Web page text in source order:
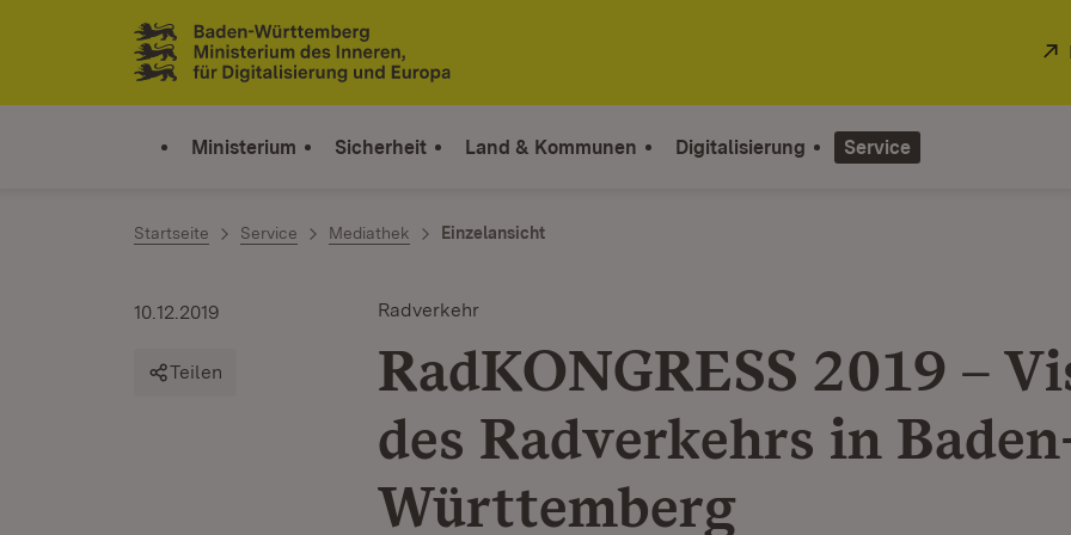
Zum Inhalt springen
Link zur Startseite
Ministerium Sicherheit Land & Kommunen Digitalisierung Service
Startseite Service Mediathek Einzelansicht
Radverkehr
RadKONGRESS 2019 –
des Radverkehrs in
Württemberg
10.12.2019
Teilen